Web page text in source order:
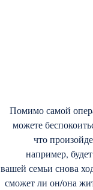
Помимо самой
можете
что
например,
вашей семьи снова
сможет ли он/она